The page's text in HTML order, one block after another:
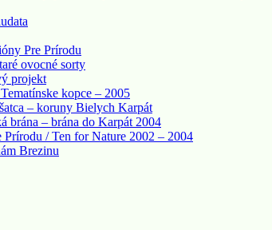
Pre Prírodu
ovocné sorty
projekt
kopce – 2005
– koruny Bielych Karpát
brána – brána do Karpát 2004
Prírodu / Ten for Nature 2002 – 2004
Brezinu